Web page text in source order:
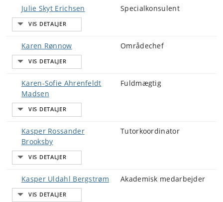
Julie Skyt Erichsen Specialkonsulent
Karen Rønnow Områdechef
Karen-Sofie Ahrenfeldt
Madsen
Fuldmægtig
Kasper Rossander
Brooksby
Tutorkoordinator
Kasper Uldahl Bergstrøm Akademisk medarbejder